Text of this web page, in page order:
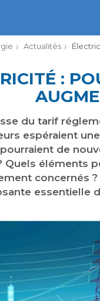
Actualités
:
du tarif
espéraient
de
Quels éléments
concernés ?
essentielle